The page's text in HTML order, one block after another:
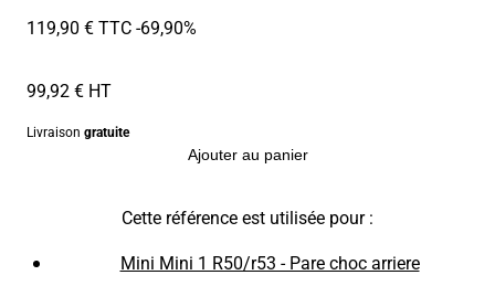
119,90 € TTC-69,90%
99,92 € HT
Livraison gratuite
Ajouter au panier
Cette référence est utilisée pour :
Mini Mini 1 R50/r53 - Pare choc arriere